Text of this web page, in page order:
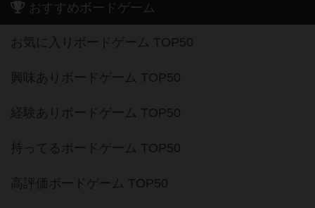
おすすめボードゲーム
お気に入りボードゲーム TOP50
興味ありボードゲーム TOP50
経験ありボードゲーム TOP50
持ってるボードゲーム TOP50
高評価ボードゲーム TOP50